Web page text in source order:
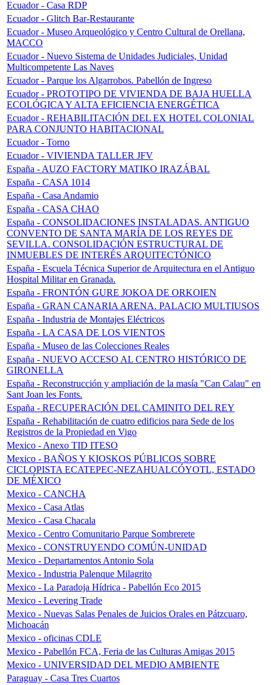
Ecuador - Casa RDP
Ecuador - Glitch Bar-Restaurante
Ecuador - Museo Arqueológico y Centro Cultural de Orellana,
MACCO
Ecuador - Nuevo Sistema de Unidades Judiciales, Unidad
Multicompetente Las Naves
Ecuador - Parque los Algarrobos. Pabellón de Ingreso
Ecuador - PROTOTIPO DE VIVIENDA DE BAJA HUELLA
ECOLÓGICA Y ALTA EFICIENCIA ENERGÉTICA
Ecuador - REHABILITACIÓN DEL EX HOTEL COLONIAL
PARA CONJUNTO HABITACIONAL
Ecuador - Torno
Ecuador - VIVIENDA TALLER JFV
España - AUZO FACTORY MATIKO IRAZÁBAL
España - CASA 1014
España - Casa Andamio
España - CASA CHAO
España - CONSOLIDACIONES INSTALADAS. ANTIGUO
CONVENTO DE SANTA MARÍA DE LOS REYES DE
SEVILLA. CONSOLIDACIÓN ESTRUCTURAL DE
INMUEBLES DE INTERÉS ARQUITECTÓNICO
España - Escuela Técnica Superior de Arquitectura en el Antiguo
Hospital Militar en Granada.
España - FRONTÓN GURE JOKOA DE ORKOIEN
España - GRAN CANARIA ARENA. PALACIO MULTIUSOS
España - Industria de Montajes Eléctricos
España - LA CASA DE LOS VIENTOS
España - Museo de las Colecciones Reales
España - NUEVO ACCESO AL CENTRO HISTÓRICO DE
GIRONELLA
España - Reconstrucción y ampliación de la masía "Can Calau" en
Sant Joan les Fonts.
España - RECUPERACIÓN DEL CAMINITO DEL REY
España - Rehabilitación de cuatro edificios para Sede de los
Registros de la Propiedad en Vigo
Mexico - Anexo TID ITESO
Mexico - BAÑOS Y KIOSKOS PÚBLICOS SOBRE
CICLOPISTA ECATEPEC-NEZAHUALCÓYOTL, ESTADO
DE MÉXICO
Mexico - CANCHA
Mexico - Casa Atlas
Mexico - Casa Chacala
Mexico - Centro Comunitario Parque Sombrerete
Mexico - CONSTRUYENDO COMÚN-UNIDAD
Mexico - Departamentos Antonio Sola
Mexico - Industria Palenque Milagrito
Mexico - La Paradoja Hídrica - Pabellón Eco 2015
Mexico - Levering Trade
Mexico - Nuevas Salas Penales de Juicios Orales en Pátzcuaro,
Michoacán
Mexico - oficinas CDLE
Mexico - Pabellón FCA, Feria de las Culturas Amigas 2015
Mexico - UNIVERSIDAD DEL MEDIO AMBIENTE
Paraguay - Casa Tres Cuartos